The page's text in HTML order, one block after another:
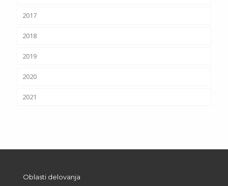
2017
2018
2019
2020
2021
Oblasti delovanja